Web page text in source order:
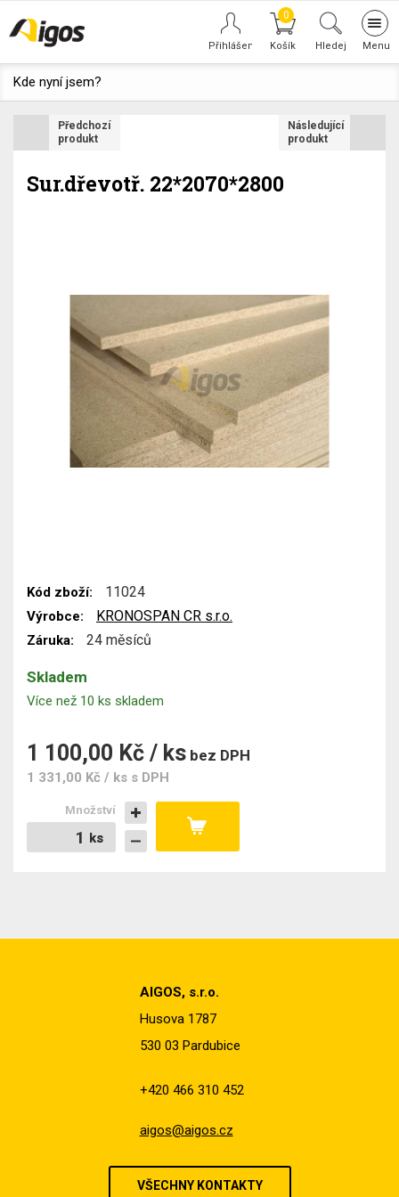
0
Hledej
Kde nyní jsem?
Předchozí
produkt
Následující
produkt
Sur.dřevotř. 22*2070*2800
Kód zboží: 11024
Výrobce: KRONOSPAN CR s.r.o.
Záruka: 24 měsíců
Skladem
Více než 10 ks skladem
1 100,00 Kč / ks bez DPH
1 331,00 Kč / ks s DPH
ks
ks
Množství
AIGOS, s.r.o.
Husova 1787
530 03 Pardubice
+420 466 310 452
aigos@aigos.cz
VŠECHNY KONTAKTY